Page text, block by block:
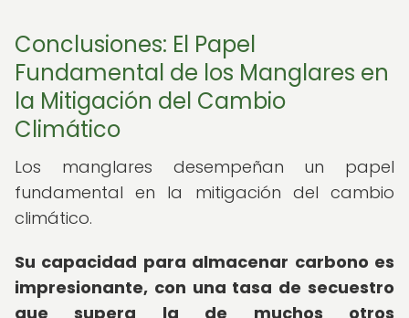
Conclusiones: El Papel
Fundamental de los Manglares en
la Mitigación del Cambio
Climático
Los manglares desempeñan un papel
fundamental en la mitigación del cambio
climático.
Su capacidad para almacenar carbono es
impresionante, con una tasa de secuestro
que supera la de muchos otros